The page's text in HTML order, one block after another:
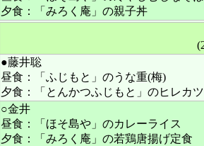
夕食：「みろく庵」の親子丼
●藤井聡
昼食：「ふじもと」のうな重(梅)
夕食：「とんかつふじもと」のヒレカ
○金井
昼食：「ほそ島や」のカレーライス
夕食：「みろく庵」の若鶏唐揚げ定食